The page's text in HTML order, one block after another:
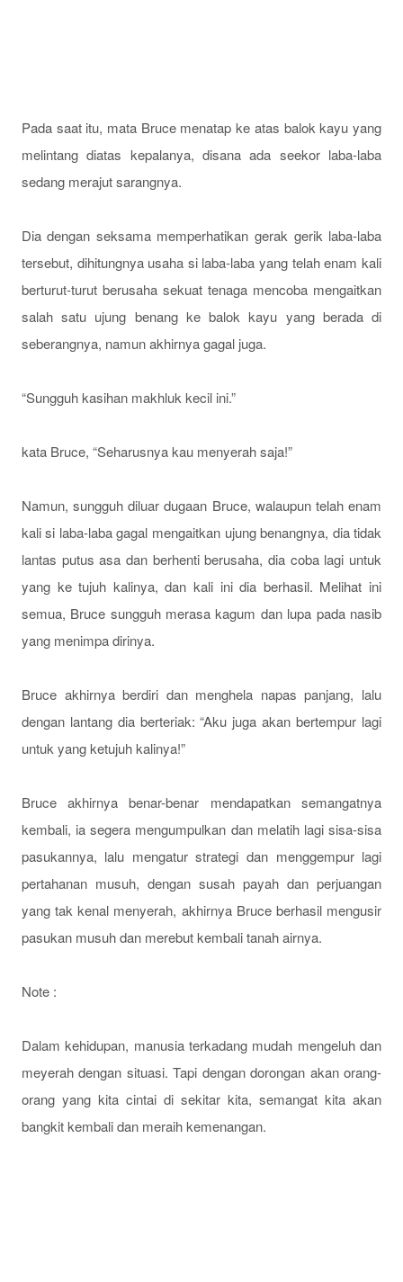
Pada saat itu, mata Bruce menatap ke atas balok kayu yang
melintang diatas kepalanya, disana ada seekor laba-laba
sedang merajut sarangnya.
Dia dengan seksama memperhatikan gerak gerik laba-laba
tersebut, dihitungnya usaha si laba-laba yang telah enam kali
berturut-turut berusaha sekuat tenaga mencoba mengaitkan
salah satu ujung benang ke balok kayu yang berada di
seberangnya, namun akhirnya gagal juga.
“Sungguh kasihan makhluk kecil ini.”
kata Bruce, “Seharusnya kau menyerah saja!”
Namun, sungguh diluar dugaan Bruce, walaupun telah enam
kali si laba-laba gagal mengaitkan ujung benangnya, dia tidak
lantas putus asa dan berhenti berusaha, dia coba lagi untuk
yang ke tujuh kalinya, dan kali ini dia berhasil. Melihat ini
semua, Bruce sungguh merasa kagum dan lupa pada nasib
yang menimpa dirinya.
Bruce akhirnya berdiri dan menghela napas panjang, lalu
dengan lantang dia berteriak: “Aku juga akan bertempur lagi
untuk yang ketujuh kalinya!”
Bruce akhirnya benar-benar mendapatkan semangatnya
kembali, ia segera mengumpulkan dan melatih lagi sisa-sisa
pasukannya, lalu mengatur strategi dan menggempur lagi
pertahanan musuh, dengan susah payah dan perjuangan
yang tak kenal menyerah, akhirnya Bruce berhasil mengusir
pasukan musuh dan merebut kembali tanah airnya.
Note :
Dalam kehidupan, manusia terkadang mudah mengeluh dan
meyerah dengan situasi. Tapi dengan dorongan akan orang-
orang yang kita cintai di sekitar kita, semangat kita akan
bangkit kembali dan meraih kemenangan.